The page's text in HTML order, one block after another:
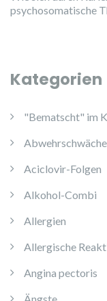
psychosomatische
Kategorien
"Bematscht" im
Abwehrschwäche
Aciclovir-Folgen
Alkohol-Combi
Allergien
Allergische
Angina pectoris